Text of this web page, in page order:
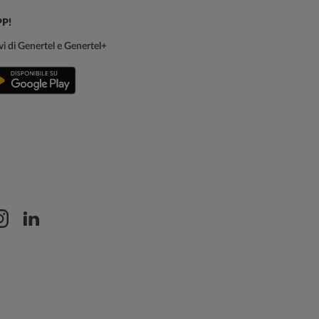
di Genertel e Genertel+